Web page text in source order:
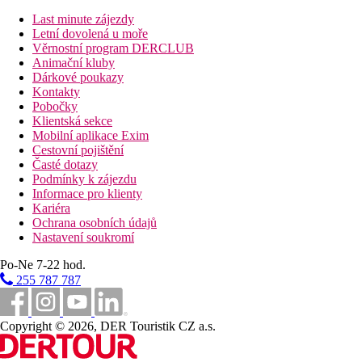
Stravování
Bez stravy
Vzdálenosti
17 km
Vzdálenost od nejbližšího letiště
Bazény
Lehátka a slunečníky u bazénu zdarma
Bar u bazénu
Last minute zájezdy
Letní dovolená u moře
Věrnostní program DERCLUB
Animační kluby
Dárkové poukazy
Kontakty
Pobočky
Klientská sekce
Mobilní aplikace Exim
Cestovní pojištění
Časté dotazy
Podmínky k zájezdu
Informace pro klienty
Kariéra
Ochrana osobních údajů
Nastavení soukromí
Po-Ne 7-22 hod.
255 787 787
Copyright © 2026, DER Touristik CZ a.s.